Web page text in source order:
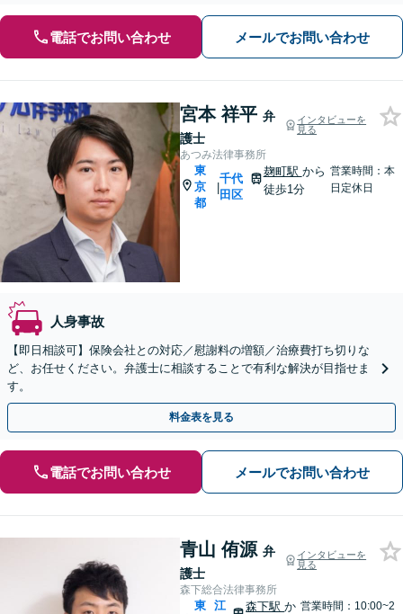
電話でお問い合わせ メールでお問い合わせ
宮本 祥平 弁
護士
インタビューを
見る
あつみ法律事務所
東
京
都
|
千代
田区
麹町駅 から
徒歩1分
営業時間：本
日定休日
人身事故
【即日相談可】保険会社との対応／慰謝料の増額／治療費打ち切りな
ど、お任せください。弁護士に相談することで有利な解決が目指せま
す。
料金表を見る
電話でお問い合わせ メールでお問い合わせ
青山 侑源 弁
護士
インタビューを
見る
森下総合法律事務所
東
江
森下駅か 営業時間：10:00~2